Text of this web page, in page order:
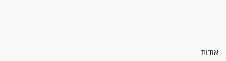
אודות